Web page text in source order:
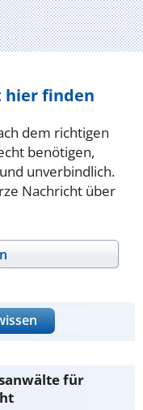
hier finden
dem richtigen
benötigen,
unverbindlich.
Nachricht über
für